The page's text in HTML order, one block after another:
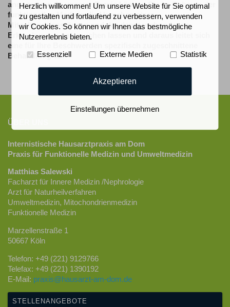
angegangen. In unserer Praxis können Sie im Rahmen der
funktionellen Medizin die Ursachen einer
Mitochondrienstörung und der damit verbundenen
Erkrankungen untersuchen lassen und daraus leitet sich
eine für Ihre Beschwerden spezifisch zugeschnittene
Behandlung ab.
ÜBER UNS
Internistische Hausarztpraxis am Dom
Praxis für Funktionelle Medizin und Umweltmedizin
Matthias Salewski
Facharzt für Innere Medizin /Nephrologie
Arzt für Naturheilverfahren
Umweltmedizin, Mitochondrienmedizin
Funktionelle Medizin
Marzellenstraße 1
50667 Köln
Telefon: +49 (221) 9129766
Telefax: +49 (221) 1390192
E-Mail: praxis@hausarzt-am-dom.de
STELLENANGEBOTE
Herzlich willkommen! Um unsere Website für Sie optimal
zu gestalten und fortlaufend zu verbessern, verwenden
wir Cookies. So können wir Ihnen das bestmögliche
Nutzererlebnis bieten.
Essenziell Externe Medien Statistik
Akzeptieren
Einstellungen übernehmen